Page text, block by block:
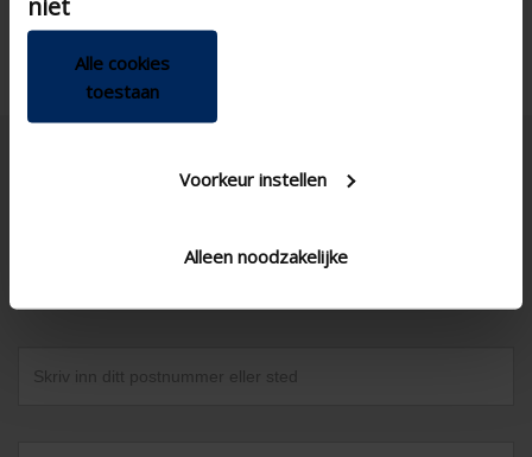
Alle cookies
toestaan
Voorkeur instellen
Alleen noodzakelijke